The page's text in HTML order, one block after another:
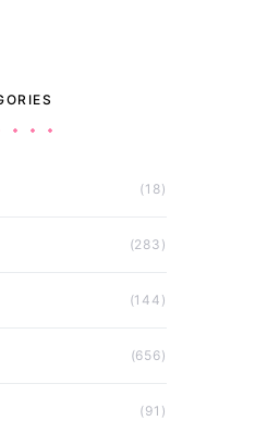
(18)
(283)
(144)
(656)
(91)